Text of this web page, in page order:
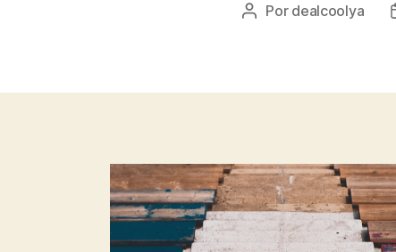
Autor
Por dealcoolya